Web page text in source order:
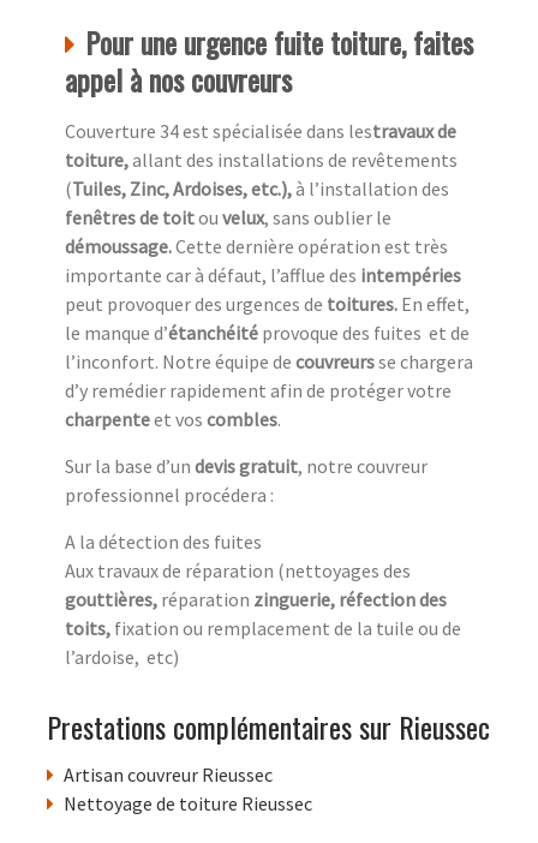
Pour une urgence fuite toiture, faites
appel à nos couvreurs
Couverture 34 est spécialisée dans lestravaux de
toiture,allant des installations de revêtements
(Tuiles, Zinc, Ardoises, etc.),à l’installation des
fenêtres de toitou velux, sans oublier le
démoussage.Cette dernière opération est très
importante car à défaut, l’afflue des intempéries
peut provoquer des urgences de toitures. En effet,
le manque d’étanchéité provoque des fuites et de
l’inconfort. Notre équipe de couvreursse chargera
d’y remédier rapidement afin de protéger votre
charpenteet vos combles.
Sur la base d’un devis gratuit, notre couvreur
professionnel procédera :
A la détection des fuites
Aux travaux de réparation (nettoyages des
gouttières, réparation zinguerie, réfection des
toits, fixation ou remplacement de la tuile ou de
l’ardoise, etc)
Prestations complémentaires sur Rieussec
Artisan couvreur Rieussec
Nettoyage de toiture Rieussec